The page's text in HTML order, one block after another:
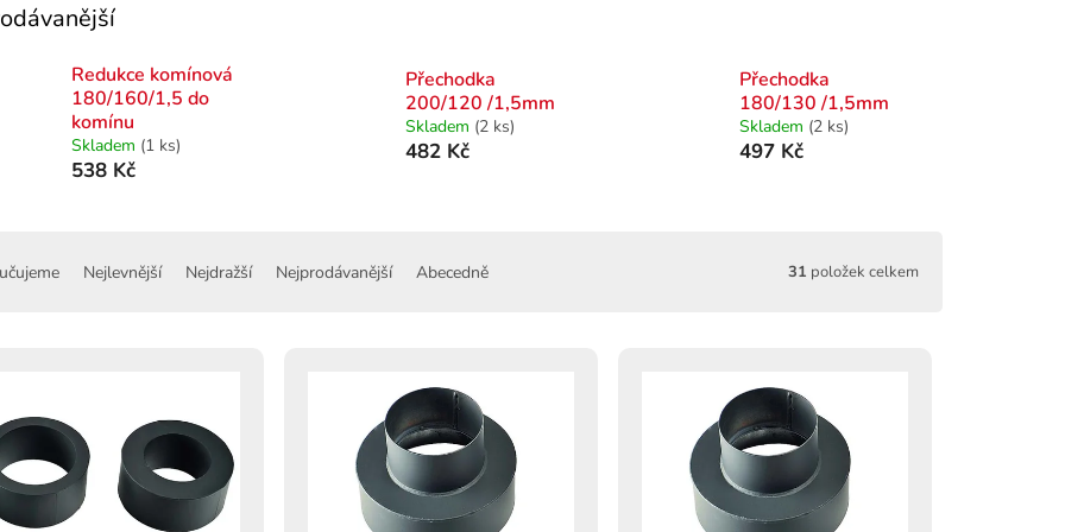
Redukce komínová
180/160/1,5 do
komínu
Skladem (1 ks)
538 Kč
Přechodka
200/120 /1,5mm
Skladem (2 ks)
482 Kč
Přechodka
180/130 /1,5mm
Skladem (2 ks)
497 Kč
Nejlevnější Nejdražší Nejprodávanější Abecedně 31 položek celkem